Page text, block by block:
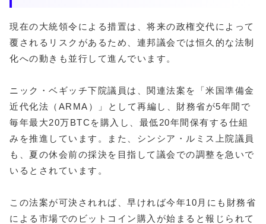
現在の大統領令による措置は、将来の政権交代によって
覆されるリスクがあるため、連邦議会では恒久的な法制
化への動きも並行して進んでいます。
ニック・ベギッチ下院議員は、関連法案を「米国準備金
近代化法（ARMA）」として再編し、財務省が5年間で
毎年最大20万BTCを購入し、最低20年間保有する仕組
みを推進しています。また、シンシア・ルミス上院議員
も、夏の休会前の採決を目指して議会での調整を急いで
いるとされています。
この法案が可決されれば、早ければ今年10月にも財務省
による市場でのビットコイン購入が始まると報じられて